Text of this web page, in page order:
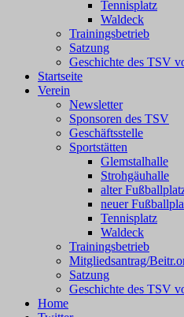
Tennisplatz
Waldeck
Trainingsbetrieb
Satzung
Geschichte des TSV
Startseite
Verein
Newsletter
Sponsoren des TSV
Geschäftsstelle
Sportstätten
Glemstalhalle
Strohgäuhalle
alter
neuer
Tennisplatz
Waldeck
Trainingsbetrieb
Mitgliedsantrag/
Satzung
Geschichte des TSV
Home